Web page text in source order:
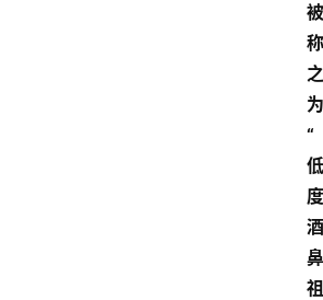
被
称
之
为
“
低
度
酒
鼻
祖